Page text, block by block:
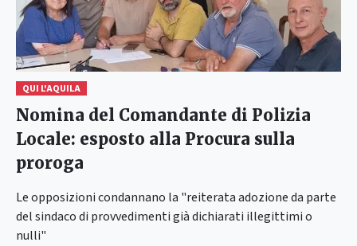
QUI L'AQUILA
Nomina del Comandante di Polizia
Locale: esposto alla Procura sulla
proroga
Le opposizioni condannano la "reiterata adozione da parte
del sindaco di provvedimenti già dichiarati illegittimi o
nulli"